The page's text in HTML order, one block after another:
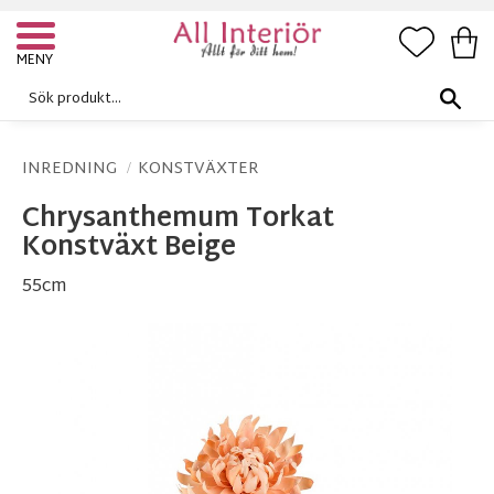
Meny
INREDNING KONSTVÄXTER
Chrysanthemum Torkat
Konstväxt Beige
55cm